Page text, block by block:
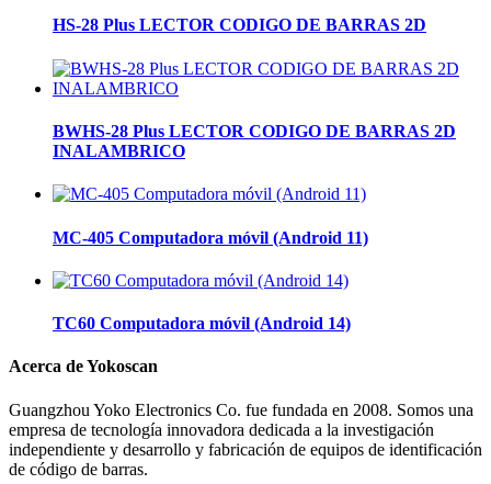
HS-28 Plus LECTOR CODIGO DE BARRAS 2D
BWHS-28 Plus LECTOR CODIGO DE BARRAS 2D
INALAMBRICO
MC-405 Computadora móvil (Android 11)
TC60 Computadora móvil (Android 14)
Acerca de Yokoscan
Guangzhou Yoko Electronics Co. fue fundada en 2008. Somos una
empresa de tecnología innovadora dedicada a la investigación
independiente y desarrollo y fabricación de equipos de identificación
de código de barras.